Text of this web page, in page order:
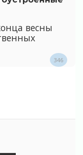
весны
346